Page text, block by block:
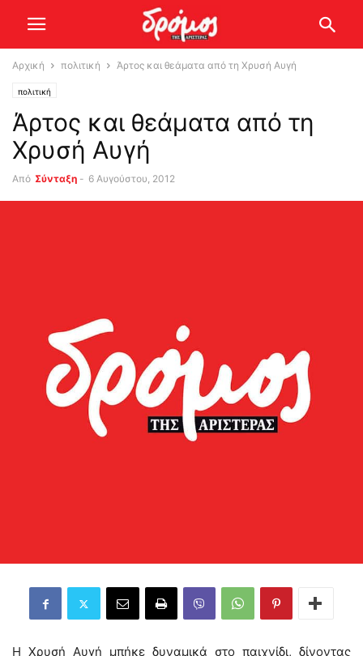
Αρχική πολιτική Άρτος και θεάματα από τη Χρυσή Αυγή
πολιτική
Άρτος και θεάματα από τη
Χρυσή Αυγή
Από Σύνταξη - 6 Αυγούστου, 2012
Η Χρυσή Αυγή μπήκε δυναμικά στο παιχνίδι, δίνοντας